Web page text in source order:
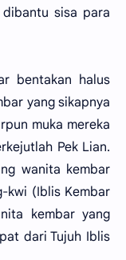
dibantu sisa para
bentakan halus
yang sikapnya
muka mereka
Pek Lian.
wanita kembar
kwi (Iblis Kembar
kembar yang
dari Tujuh Iblis